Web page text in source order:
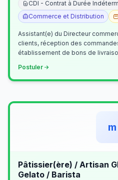
CDI - Contrat à Durée
Commerce et Distribution
Assistant(e) du Directeur
clients, réception des
établissement de bons de
Postuler
m
Pâtissier(ère) / Artisan
Gelato / Barista